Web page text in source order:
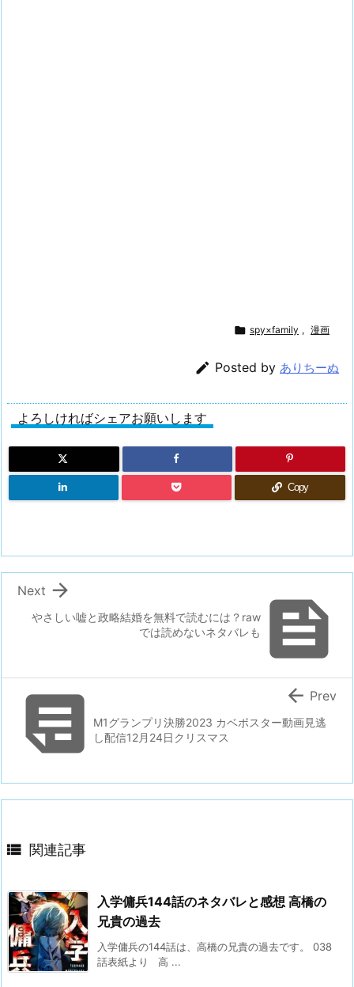
 spy×family , 漫画
 Posted by ありちーぬ
よろしければシェアお願いします
Copy

やさしい嘘と政略結婚を無料で読むには？raw
では読めないネタバレも

Next
M1グランプリ決勝2023 カベポスター動画見逃
し配信12月24日クリスマス
 Prev
 関連記事
入学傭兵144話のネタバレと感想 高橋の
兄貴の過去
入学傭兵の144話は、高橋の兄貴の過去です。 038
話表紙より 高 ...